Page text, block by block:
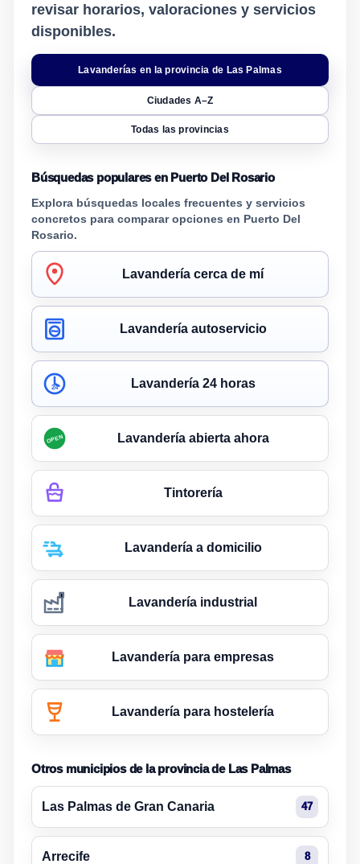
revisar horarios, valoraciones y servicios
disponibles.
Lavanderías en la provincia de Las Palmas
Ciudades A–Z
Todas las provincias
Búsquedas populares en Puerto Del Rosario
Explora búsquedas locales frecuentes y servicios
concretos para comparar opciones en Puerto Del
Rosario.
Lavandería cerca de mí
Lavandería autoservicio
24 Lavandería 24 horas
OPEN Lavandería abierta ahora
Tintorería
Lavandería a domicilio
Lavandería industrial
Lavandería para empresas
Lavandería para hostelería
Otros municipios de la provincia de Las Palmas
Las Palmas de Gran Canaria 47
Arrecife 8